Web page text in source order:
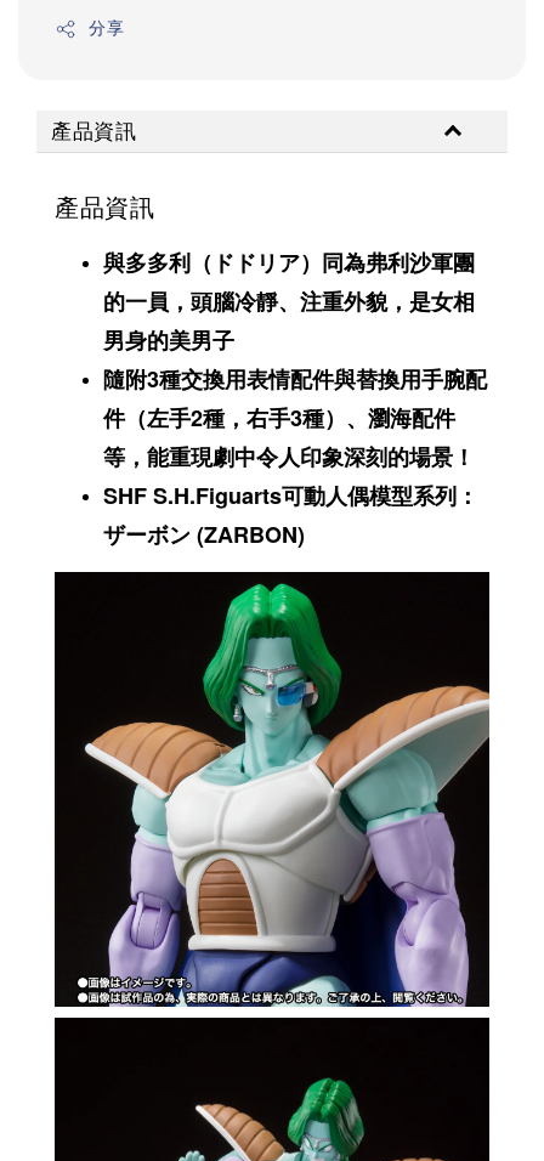
分享
產品資訊
產品資訊
與多多利（ドドリア）同為弗利沙軍團
的一員，頭腦冷靜、注重外貌，是女相
男身的美男子
隨附3種交換用表情配件與替換用手腕配
件（左手2種，右手3種）、瀏海配件
等， 能重現劇中令人印象深刻的場景！
SHF S.H.Figuarts可動人偶模型系列：
ザーボン (ZARBON)